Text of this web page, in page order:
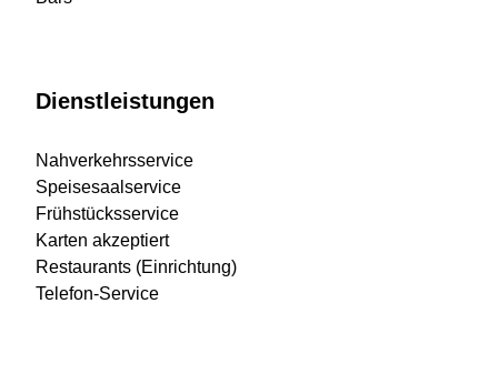
Dienstleistungen
Nahverkehrsservice
Speisesaalservice
Frühstücksservice
Karten akzeptiert
Restaurants (Einrichtung)
Telefon-Service